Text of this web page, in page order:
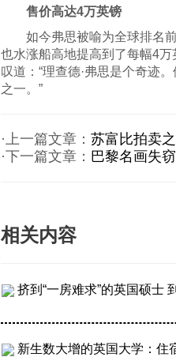
售价高达4万英镑
如今弗思被喻为全球排名前
也水涨船高地提高到了每幅4
叹道：“理查德·弗思是个奇迹
之一。”
·上一篇文章： 苏富比拍卖
·下一篇文章： 巴黎名画失
相关内容
挤到“一房难求”的英国硕士
新生数大增的英国大学：住